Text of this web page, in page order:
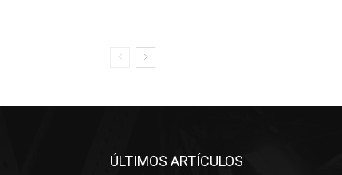
ÚLTIMOS ARTÍCULOS